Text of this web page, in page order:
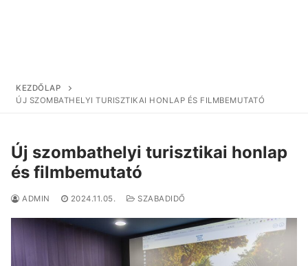
KEZDŐLAP
ÚJ SZOMBATHELYI TURISZTIKAI HONLAP ÉS FILMBEMUTATÓ
Új szombathelyi turisztikai honlap
és filmbemutató
ADMIN 2024.11.05. SZABADIDŐ